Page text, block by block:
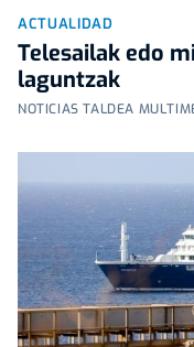
ACTUALIDAD
Telesailak edo
laguntzak
NOTICIAS TALDEA